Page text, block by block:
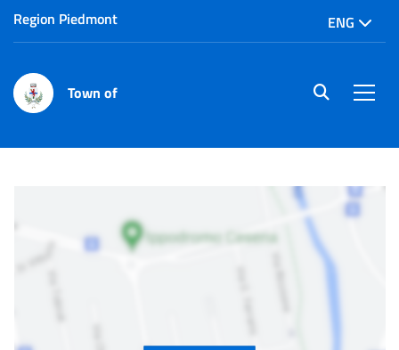
Region Piedmont ENG
Town of site.searc